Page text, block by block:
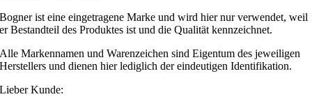
Bogner ist eine eingetragene Marke und wird hier nur verwendet, weil
er Bestandteil des Produktes ist und die Qualität kennzeichnet.
Alle Markennamen und Warenzeichen sind Eigentum des jeweiligen
Herstellers und dienen hier lediglich der eindeutigen Identifikation.
Lieber Kunde: